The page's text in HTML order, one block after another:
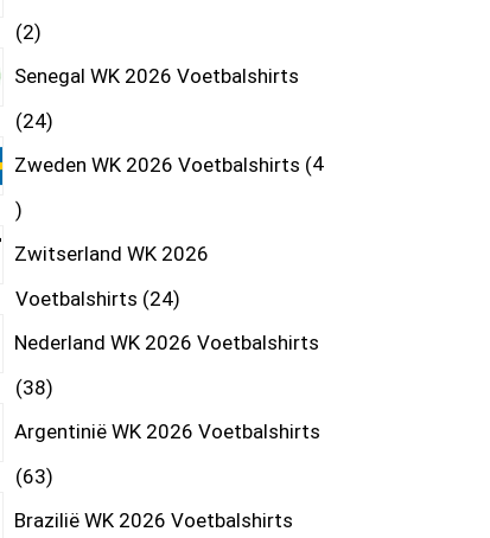
2
Senegal WK 2026 Voetbalshirts
24
Zweden WK 2026 Voetbalshirts 4
Zwitserland WK 2026
Voetbalshirts 24
Nederland WK 2026 Voetbalshirts
38
Argentinië WK 2026 Voetbalshirts
63
Brazilië WK 2026 Voetbalshirts